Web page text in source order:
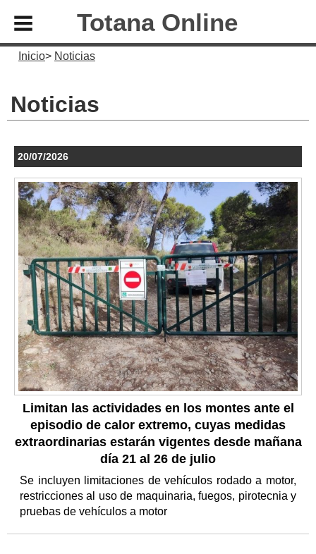
Totana Online
Inicio Noticias
Noticias
20/07/2026
Limitan las actividades en los montes ante el
episodio de calor extremo, cuyas medidas
extraordinarias estarán vigentes desde mañana
día 21 al 26 de julio
Se incluyen limitaciones de vehículos rodado a motor,
restricciones al uso de maquinaria, fuegos, pirotecnia y
pruebas de vehículos a motor